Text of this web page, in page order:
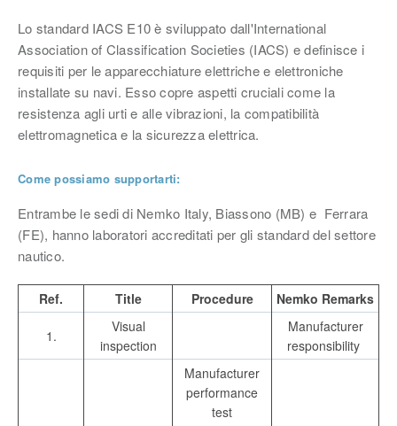
Lo standard IACS E10 è sviluppato dall'International
Association of Classification Societies (IACS) e definisce i
requisiti per le apparecchiature elettriche e elettroniche
installate su navi. Esso copre aspetti cruciali come la
resistenza agli urti e alle vibrazioni, la compatibilità
elettromagnetica e la sicurezza elettrica.
Come possiamo supportarti:
Entrambe le sedi di Nemko Italy, Biassono (MB) e Ferrara
(FE), hanno laboratori accreditati per gli standard del settore
nautico.
Ref. Title Procedure Nemko Remarks
1.
Visual
inspection
Manufacturer
responsibility
Manufacturer
performance
test